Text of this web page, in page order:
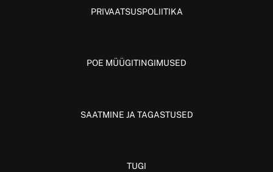
PRIVAATSUSPOLIITIKA
POE MÜÜGITINGIMUSED
SAATMINE JA TAGASTUSED
TUGI